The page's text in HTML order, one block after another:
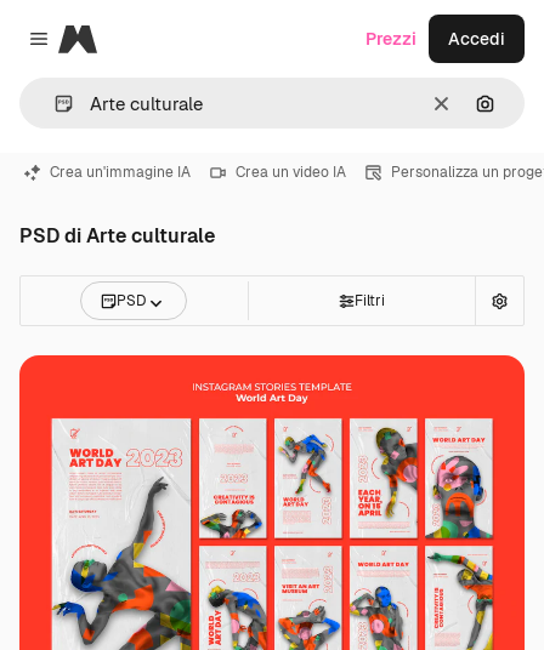
Close menu
Magnific
CancellaCerca
Prezzi Accedi
Crea un'immagine IA Crea un video IA Personalizza un
PSD di Arte culturale
PSD Filtri